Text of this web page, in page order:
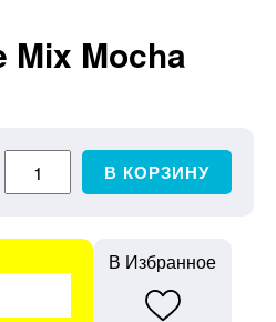
Mix Mocha
В КОРЗИНУ
В Избранное